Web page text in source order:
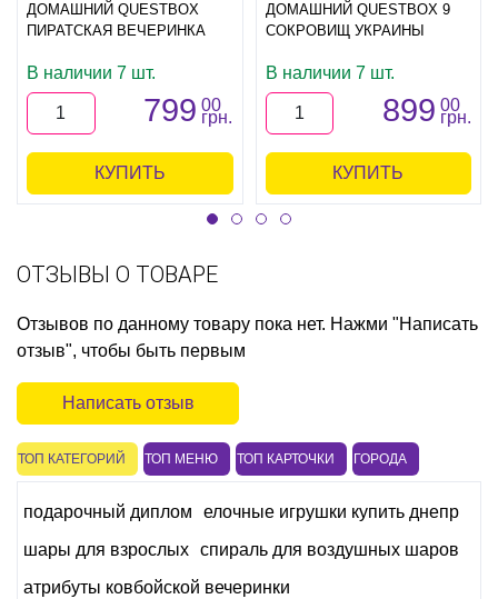
ДОМАШНИЙ QUESTBOX
ПИРАТСКАЯ ВЕЧЕРИНКА
В наличии 7 шт.
799 00
грн.
КУПИТЬ
ДОМАШНИЙ QUESTBOX 9
СОКРОВИЩ УКРАИНЫ
В наличии 7 шт.
899 00
грн.
КУПИТЬ
ОТЗЫВЫ О ТОВАРЕ
Отзывов по данному товару пока нет. Нажми "Написать
отзыв", чтобы быть первым
Написать отзыв
ТОП КАТЕГОРИЙ ТОП МЕНЮ ТОП КАРТОЧКИ ГОРОДА
подарочный диплом
елочные игрушки купить днепр
шары для взрослых спираль для воздушных шаров
атрибуты ковбойской вечеринки